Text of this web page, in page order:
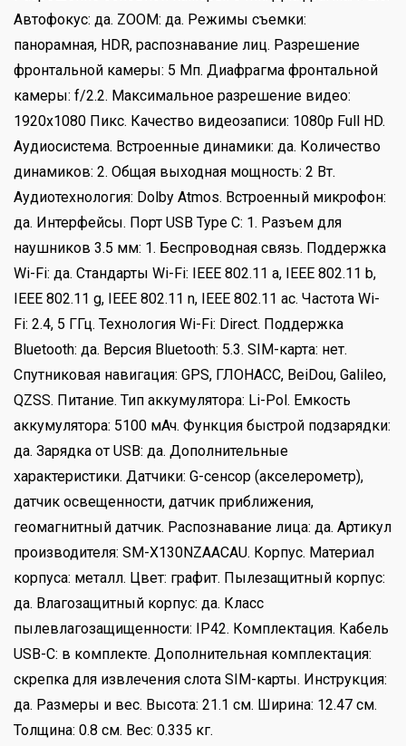
Автофокус: да. ZOOM: да. Режимы съемки:
панорамная, HDR, распознавание лиц. Разрешение
фронтальной камеры: 5 Мп. Диафрагма фронтальной
камеры: f/2.2. Максимальное разрешение видео:
1920х1080 Пикс. Качество видеозаписи: 1080p Full HD.
Аудиосистема. Встроенные динамики: да. Количество
динамиков: 2. Общая выходная мощность: 2 Вт.
Аудиотехнология: Dolby Atmos. Встроенный микрофон:
да. Интерфейсы. Порт USB Type C: 1. Разъем для
наушников 3.5 мм: 1. Беспроводная связь. Поддержка
Wi-Fi: да. Стандарты Wi-Fi: IEEE 802.11 a, IEEE 802.11 b,
IEEE 802.11 g, IEEE 802.11 n, IEEE 802.11 ac. Частота Wi-
Fi: 2.4, 5 ГГц. Технология Wi-Fi: Direct. Поддержка
Bluetooth: да. Версия Bluetooth: 5.3. SIM-карта: нет.
Спутниковая навигация: GPS, ГЛОНАСС, BeiDou, Galileo,
QZSS. Питание. Тип аккумулятора: Li-Pol. Емкость
аккумулятора: 5100 мАч. Функция быстрой подзарядки:
да. Зарядка от USB: да. Дополнительные
характеристики. Датчики: G-сенсор (акселерометр),
датчик освещенности, датчик приближения,
геомагнитный датчик. Распознавание лица: да. Артикул
производителя: SM-X130NZAACAU. Корпус. Материал
корпуса: металл. Цвет: графит. Пылезащитный корпус:
да. Влагозащитный корпус: да. Класс
пылевлагозащищенности: IP42. Комплектация. Кабель
USB-C: в комплекте. Дополнительная комплектация:
скрепка для извлечения слота SIM-карты. Инструкция:
да. Размеры и вес. Высота: 21.1 см. Ширина: 12.47 см.
Толщина: 0.8 см. Вес: 0.335 кг.